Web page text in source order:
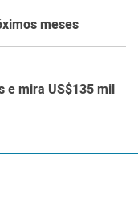
meses
e mira US$135 mil